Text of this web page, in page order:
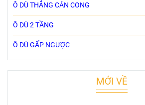
Ô DÙ THẲNG CÁN CONG
Ô DÙ 2 TẦNG
Ô DÙ GẤP NGƯỢC
MỚI VỀ